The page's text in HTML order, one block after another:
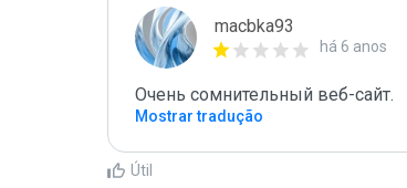
macbka93
há 6 anos
Очень сомнительный веб-сайт.
Mostrar tradução
Útil